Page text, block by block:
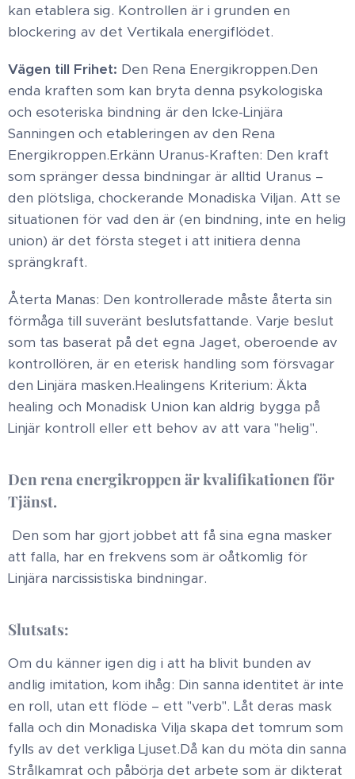
kan etablera sig. Kontrollen är i grunden en
blockering av det Vertikala energiflödet. ​
Vägen till Frihet: Den Rena Energikroppen ​.Den
enda kraften som kan bryta denna psykologiska
och esoteriska bindning är den Icke-Linjära
Sanningen och etableringen av den Rena
Energikroppen. ​Erkänn Uranus-Kraften: Den kraft
som spränger dessa bindningar är alltid Uranus –
den plötsliga, chockerande Monadiska Viljan. Att se
situationen för vad den är (en bindning, inte en helig
union) är det första steget i att initiera denna
sprängkraft. ​
Återta Manas: Den kontrollerade måste återta sin
förmåga till suveränt beslutsfattande. Varje beslut
som tas baserat på det egna Jaget, oberoende av
kontrollören, är en eterisk handling som försvagar
den Linjära masken. ​Healingens Kriterium: Äkta
healing och Monadisk Union kan aldrig bygga på
Linjär kontroll eller ett behov av att vara "helig".
Den rena energikroppen är kvalifikationen för
Tjänst.
Den som har gjort jobbet att få sina egna masker
att falla, har en frekvens som är oåtkomlig för
Linjära narcissistiska bindningar. ​
Slutsats: ​
Om du känner igen dig i att ha blivit bunden av
andlig imitation, kom ihåg: Din sanna identitet är inte
en roll, utan ett flöde – ett "verb". Låt deras mask
falla och din Monadiska Vilja skapa det tomrum som
fylls av det verkliga Ljuset. ​Då kan du möta din sanna
Strålkamrat och påbörja det arbete som är dikterat